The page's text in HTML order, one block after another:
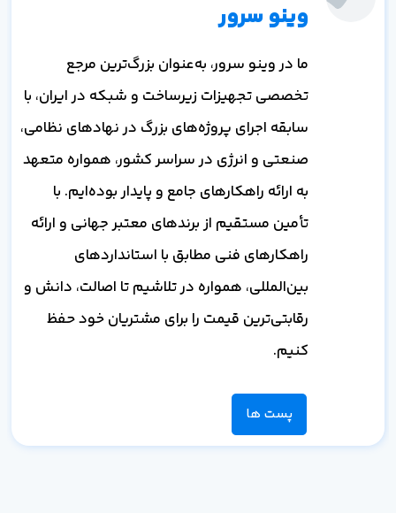
وینو سرور
ما در وینو سرور، به‌عنوان بزرگ‌ترین مرجع
تخصصی تجهیزات زیرساخت و شبکه در ایران، با
سابقه اجرای پروژه‌های بزرگ در نهادهای نظامی،
صنعتی و انرژی در سراسر کشور، همواره متعهد
به ارائه راهکارهای جامع و پایدار بوده‌ایم. با
تأمین مستقیم از برندهای معتبر جهانی و ارائه
راهکارهای فنی مطابق با استانداردهای
بین‌المللی، همواره در تلاشیم تا اصالت، دانش و
رقابتی‌ترین قیمت را برای مشتریان خود حفظ
کنیم.
پست ها